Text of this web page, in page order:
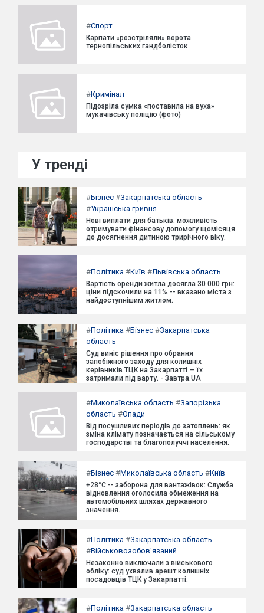
#Спорт
Карпати «розстріляли» ворота
тернопільських гандболісток
#Кримінал
Підозріла сумка «поставила на вуха»
мукачівську поліцію (фото)
У тренді
#Бізнес #Закарпатська область
#Українська гривня
Нові виплати для батьків: можливість
отримувати фінансову допомогу щомісяця
до досягнення дитиною трирічного віку.
#Політика #Київ #Львівська область
Вартість оренди житла досягла 30 000 грн:
ціни підскочили на 11% -- вказано міста з
найдоступнішим житлом.
#Політика #Бізнес #Закарпатська
область
Суд виніс рішення про обрання
запобіжного заходу для колишніх
керівників ТЦК на Закарпатті — їх
затримали під варту. - Завтра.UA
#Миколаївська область #Запорізька
область #Опади
Від посушливих періодів до затоплень: як
зміна клімату позначається на сільському
господарстві та благополуччі населення.
#Бізнес #Миколаївська область #Київ
+28°C -- заборона для вантажівок: Служба
відновлення оголосила обмеження на
автомобільних шляхах державного
значення.
#Політика #Закарпатська область
#Військовозобов'язаний
Незаконно виключали з військового
обліку: суд ухвалив арешт колишніх
посадовців ТЦК у Закарпатті.
#Політика #Закарпатська область